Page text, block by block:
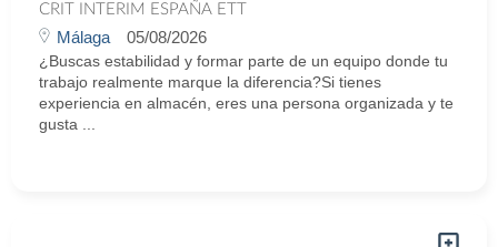
CRIT INTERIM ESPAÑA ETT
Málaga 05/08/2026
¿Buscas estabilidad y formar parte de un equipo donde tu
trabajo realmente marque la diferencia?Si tienes
experiencia en almacén, eres una persona organizada y te
gusta ...